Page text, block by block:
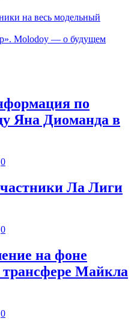
на весь модельный
Molodoy — о будущем
по
Яна Диоманда в
0
Ла Лиги
0
на фоне
трансфере Майкла
0